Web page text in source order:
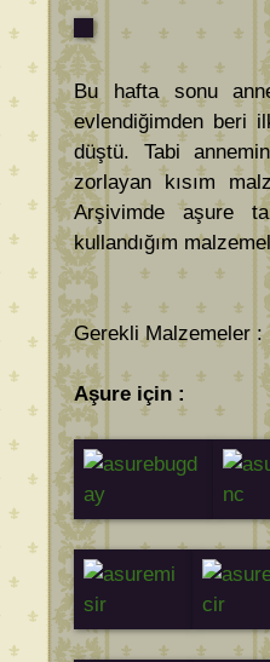
Bu hafta sonu
evlendiğimden beri
düştü. Tabi
zorlayan kısım
Arşivimde aşure
kullandığım
Gerekli Malzemeler :
Aşure için :